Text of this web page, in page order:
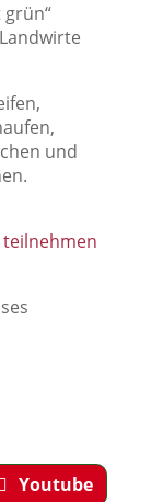
grün“
und
Youtube